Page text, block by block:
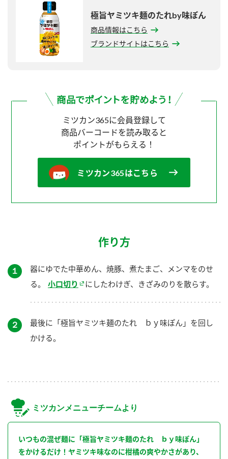
極旨ヤミツキ麺のたれby味ぽん
商品情報はこちら
ブランドサイトはこちら
ミツカン365に会員登録して
商品バーコードを読み取ると
ポイントがもらえる！
ミツカン365はこちら
作り方
１
器にゆでた中華めん、焼豚、煮たまご、メンマをのせ
る。
小口切り にしたわけぎ、きざみのりを散らす。
２
最後に「極旨ヤミツキ麺のたれ ｂｙ味ぽん」を回し
かける。
ミツカンメニューチームより
いつもの混ぜ麺に「極旨ヤミツキ麺のたれ ｂｙ味ぽん」
をかけるだけ！ヤミツキ味なのに柑橘の爽やかさがあり、